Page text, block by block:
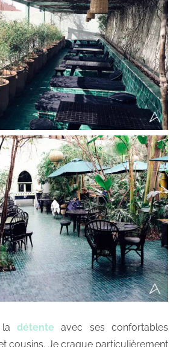
détente avec ses confortables
cousins. Je craque particulièrement